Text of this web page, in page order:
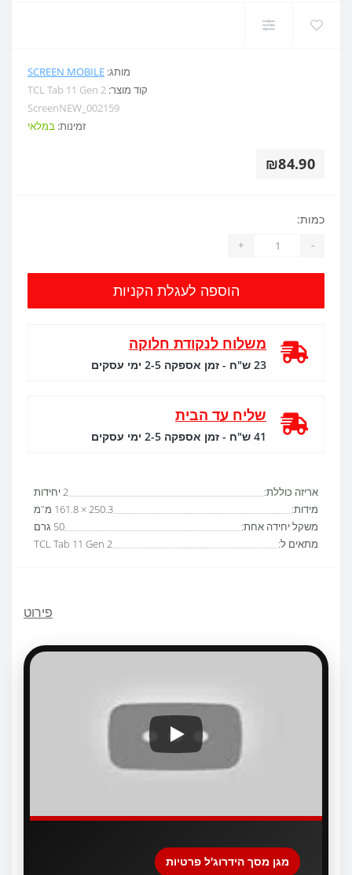
מותג: SCREEN MOBILE
קוד מוצר: TCL Tab 11 Gen 2
ScreenNEW_002159
זמינות: במלאי
₪84.90
אריזה כוללת:
2 יחידות
מידות:
250.3 × 161.8 מ"מ
משקל יחידה אחת:
50 גרם
מתאים ל:
TCL Tab 11 Gen 2
כמות:
-
+
הוספה לעגלת הקניות
משלוח לנקודת חלוקה
23 ש"ח - זמן אספקה 2-5 ימי עסקים
שליח עד הבית
41 ש"ח - זמן אספקה 2-5 ימי עסקים
פירוט
מגן מסך הידרוג'ל פרטיות